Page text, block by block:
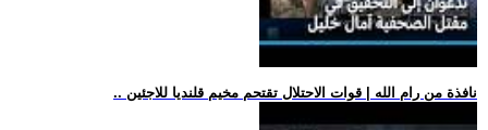
.. نافذة من رام الله | قوات الاحتلال تقتحم مخيم قلنديا للاجئين